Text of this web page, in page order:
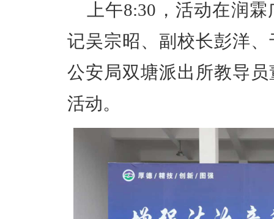
上午8:30，活动在润
记吴宗昭、副校长彭洋
公安局双塘派出所教导
活动。